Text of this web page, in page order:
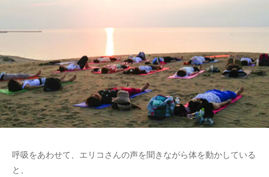
呼吸をあわせて、エリコさんの声を聞きながら体を動かしている
と、